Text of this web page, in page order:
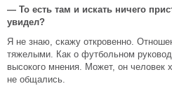
— То есть там и искать ничего
увидел?
Я не знаю, скажу откровенно.
тяжелыми. Как о футбольном
высокого мнения. Может, он человек
не общались.